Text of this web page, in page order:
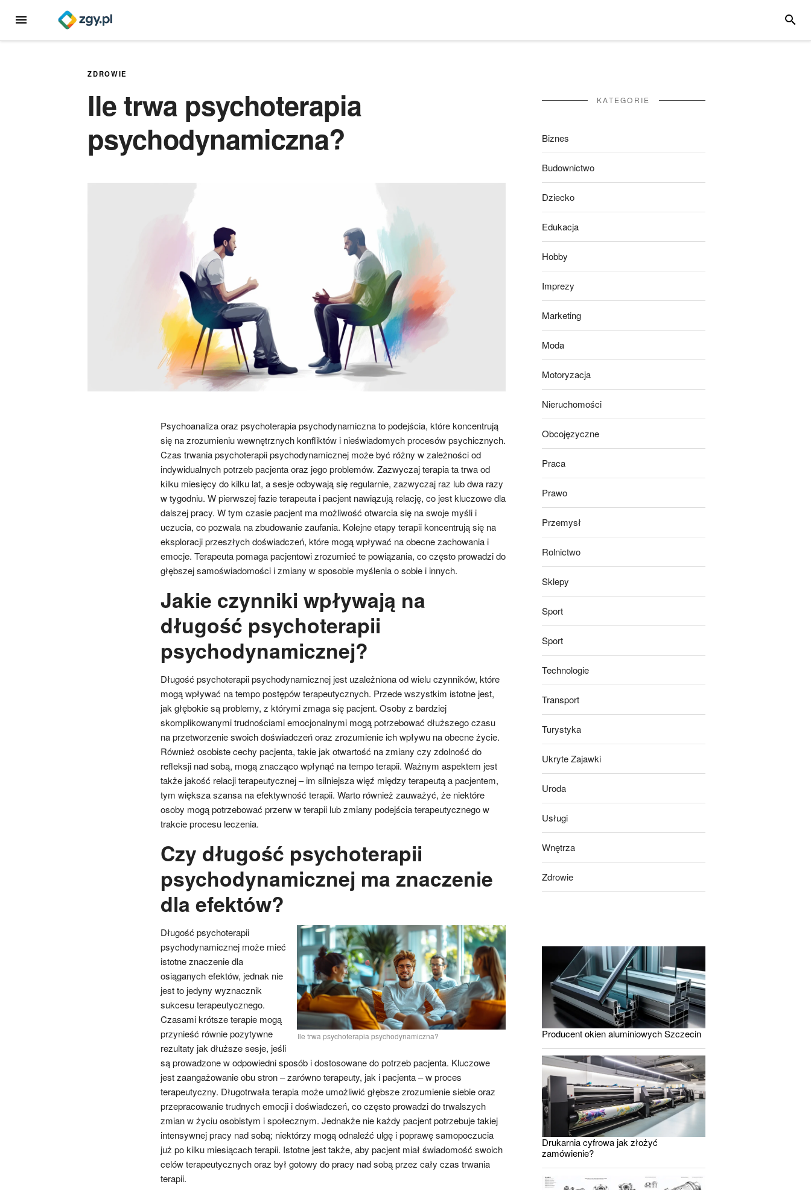
MENU
ZDROWIE
Ile trwa psychoterapia
psychodynamiczna?
Psychoanaliza oraz psychoterapia psychodynamiczna to podejścia, które koncentrują
się na zrozumieniu wewnętrznych konfliktów i nieświadomych procesów psychicznych.
Czas trwania psychoterapii psychodynamicznej może być różny w zależności od
indywidualnych potrzeb pacjenta oraz jego problemów. Zazwyczaj terapia ta trwa od
kilku miesięcy do kilku lat, a sesje odbywają się regularnie, zazwyczaj raz lub dwa razy
w tygodniu. W pierwszej fazie terapeuta i pacjent nawiązują relację, co jest kluczowe dla
dalszej pracy. W tym czasie pacjent ma możliwość otwarcia się na swoje myśli i
uczucia, co pozwala na zbudowanie zaufania. Kolejne etapy terapii koncentrują się na
eksploracji przeszłych doświadczeń, które mogą wpływać na obecne zachowania i
emocje. Terapeuta pomaga pacjentowi zrozumieć te powiązania, co często prowadzi do
głębszej samoświadomości i zmiany w sposobie myślenia o sobie i innych.
Jakie czynniki wpływają na
długość psychoterapii
psychodynamicznej?
Długość psychoterapii psychodynamicznej jest uzależniona od wielu czynników, które
mogą wpływać na tempo postępów terapeutycznych. Przede wszystkim istotne jest,
jak głębokie są problemy, z którymi zmaga się pacjent. Osoby z bardziej
skomplikowanymi trudnościami emocjonalnymi mogą potrzebować dłuższego czasu
na przetworzenie swoich doświadczeń oraz zrozumienie ich wpływu na obecne życie.
Również osobiste cechy pacjenta, takie jak otwartość na zmiany czy zdolność do
refleksji nad sobą, mogą znacząco wpłynąć na tempo terapii. Ważnym aspektem jest
także jakość relacji terapeutycznej – im silniejsza więź między terapeutą a pacjentem,
tym większa szansa na efektywność terapii. Warto również zauważyć, że niektóre
osoby mogą potrzebować przerw w terapii lub zmiany podejścia terapeutycznego w
trakcie procesu leczenia.
Czy długość psychoterapii
psychodynamicznej ma znaczenie
dla efektów?
Ile trwa psychoterapia psychodynamiczna?
Długość psychoterapii
psychodynamicznej może mieć
istotne znaczenie dla
osiąganych efektów, jednak nie
jest to jedyny wyznacznik
sukcesu terapeutycznego.
Czasami krótsze terapie mogą
przynieść równie pozytywne
rezultaty jak dłuższe sesje, jeśli
są prowadzone w odpowiedni sposób i dostosowane do potrzeb pacjenta. Kluczowe
jest zaangażowanie obu stron – zarówno terapeuty, jak i pacjenta – w proces
terapeutyczny. Długotrwała terapia może umożliwić głębsze zrozumienie siebie oraz
przepracowanie trudnych emocji i doświadczeń, co często prowadzi do trwalszych
zmian w życiu osobistym i społecznym. Jednakże nie każdy pacjent potrzebuje takiej
intensywnej pracy nad sobą; niektórzy mogą odnaleźć ulgę i poprawę samopoczucia
już po kilku miesiącach terapii. Istotne jest także, aby pacjent miał świadomość swoich
celów terapeutycznych oraz był gotowy do pracy nad sobą przez cały czas trwania
terapii.
KATEGORIE
Biznes
Budownictwo
Dziecko
Edukacja
Hobby
Imprezy
Marketing
Moda
Motoryzacja
Nieruchomości
Obcojęzyczne
Praca
Prawo
Przemysł
Rolnictwo
Sklepy
Sport
Sport
Technologie
Transport
Turystyka
Ukryte Zajawki
Uroda
Usługi
Wnętrza
Zdrowie
Producent okien aluminiowych Szczecin
Drukarnia cyfrowa jak złożyć
zamówienie?